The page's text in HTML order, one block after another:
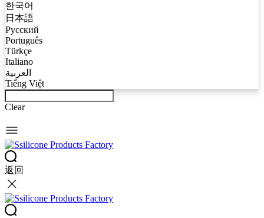
한국어
日本語
Русский
Português
Türkçe
Italiano
العربية
Tiếng Việt
Clear
返回